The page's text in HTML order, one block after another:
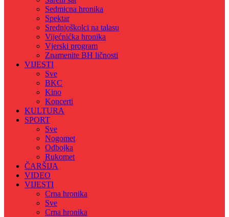
Sedmicna hronika
Spektar
Srednjoškolci na talasu
Vijećnićka hronika
Vjerski program
Znamenite BH ličnosti
VIJESTI
Sve
BKC
Kino
Koncerti
KULTURA
SPORT
Sve
Nogomet
Odbojka
Rukomet
ČARŠIJA
VIDEO
VIJESTI
Crna hronika
Sve
Crna hronika